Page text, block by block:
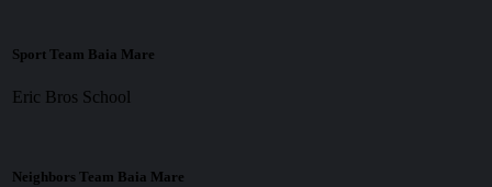
Sport Team Baia Mare
Eric Bros School
Neighbors Team Baia Mare